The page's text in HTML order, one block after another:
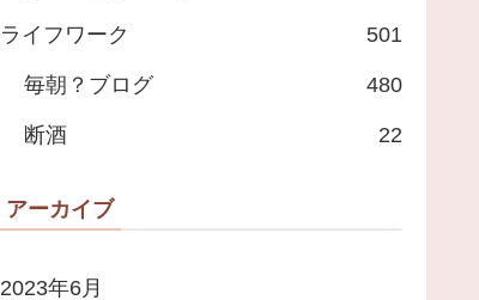
ライフワーク 501
毎朝？ブログ 480
断酒 22
アーカイブ
2023年6月